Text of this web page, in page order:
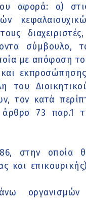
αφορά: α) στις
σύμβουλο,
με απόφαση
του
τον κατά
73 παρ.1
στην οποία
και
οργανισμών